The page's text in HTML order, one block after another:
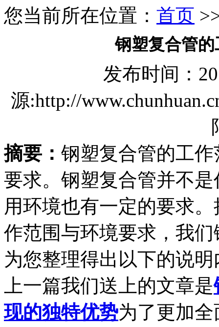
您当前所在位置： 首页
钢塑复合管
发布时间：
源:http://
摘要： 钢塑复合管的工
要求。钢塑复合管并不
用环境也有一定的要求
作范围与环境要求，我
为您整理得出以下的说
上一篇我们送上的文章是
现的独特优势为了更加